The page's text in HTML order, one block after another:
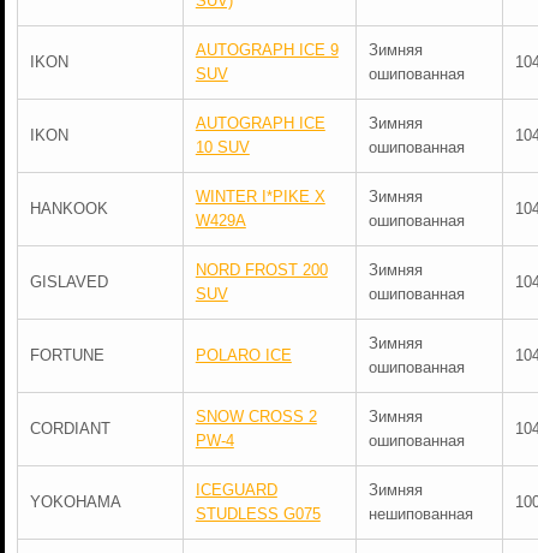
IKON
AUTOGRAPH ICE 9
SUV
Зимняя
ошипованная
IKON
AUTOGRAPH ICE
10 SUV
Зимняя
ошипованная
HANKOOK
WINTER I*PIKE X
W429A
Зимняя
ошипованная
GISLAVED
NORD FROST 200
SUV
Зимняя
ошипованная
FORTUNE POLARO ICE
Зимняя
ошипованная
CORDIANT
SNOW CROSS 2
PW-4
Зимняя
ошипованная
YOKOHAMA
ICEGUARD
STUDLESS G075
Зимняя
нешипованная